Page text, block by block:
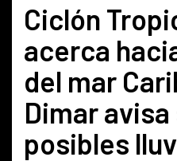
Ciclón
acerca
del mar
Dimar
posibles